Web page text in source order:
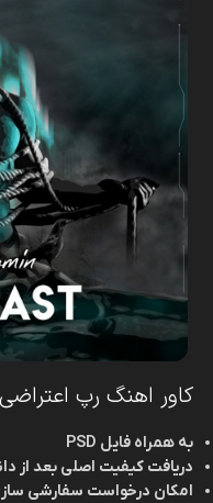
کاور اهنگ رپ
به همراه فایل PSD
دریافت کیفیت اصلی بعد از
امکان درخواست سفارشی